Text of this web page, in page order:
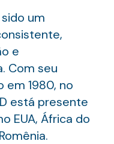
um
e
Com seu
1980, no
está presente
EUA, África do